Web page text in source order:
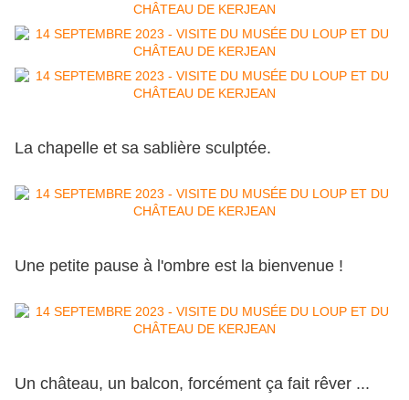
La chapelle et sa sablière sculptée.
Une petite pause à l'ombre est la bienvenue !
Un château, un balcon, forcément ça fait rêver ...